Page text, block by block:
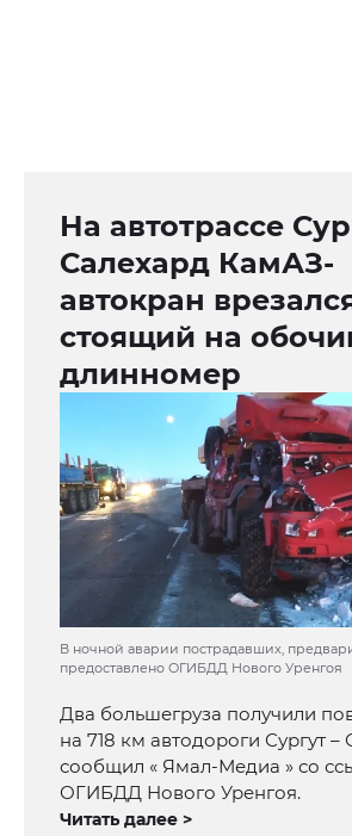
На автотрассе
Салехард КамАЗ-
автокран
стоящий на
длинномер
В ночной аварии пострадавших,
предоставлено ОГИБДД Нового Уренгоя
Два большегруза получили
на 718 км автодороги Сургут –
сообщил « Ямал-Медиа » со
ОГИБДД Нового Уренгоя.
Читать далее >